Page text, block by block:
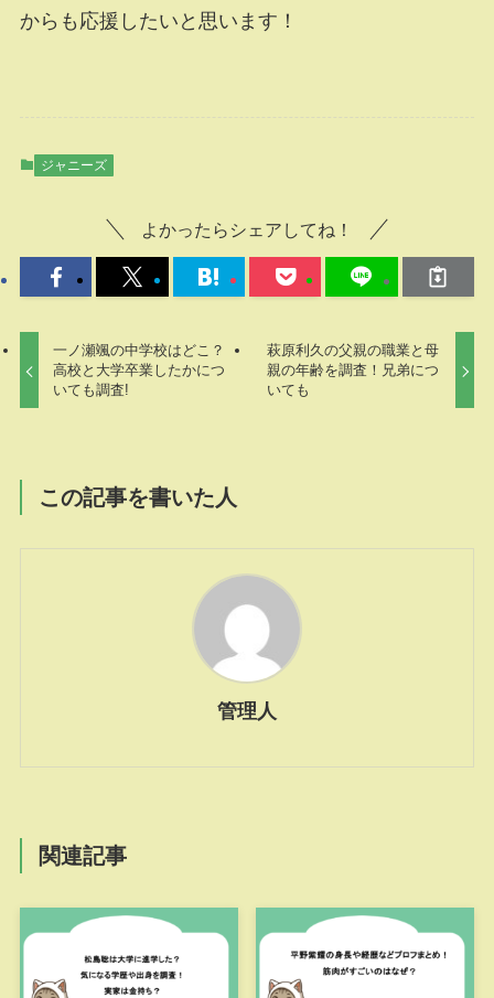
からも応援したいと思います！
ジャニーズ
よかったらシェアしてね！
一ノ瀬颯の中学校はどこ？
高校と大学卒業したかにつ
いても調査!
萩原利久の父親の職業と母
親の年齢を調査！兄弟につ
いても
この記事を書いた人
管理人
関連記事